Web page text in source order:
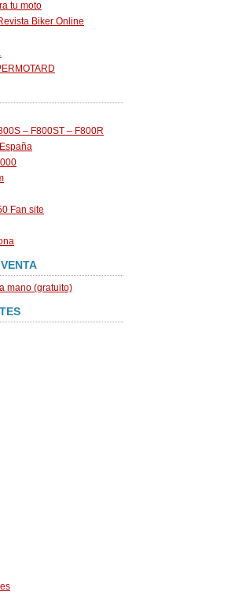
tu moto
Biker Online
– F800ST – F800R
Fan site
mano (gratuito)